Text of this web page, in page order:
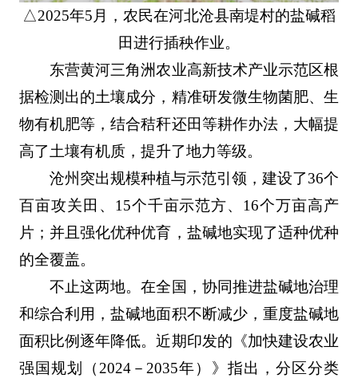
△2025年5月，农民在河北沧县南堤村的盐碱稻
田进行插秧作业。
东营黄河三角洲农业高新技术产业示范区根
据检测出的土壤成分，精准研发微生物菌肥、生
物有机肥等，结合秸秆还田等耕作办法，大幅提
高了土壤有机质，提升了地力等级。
沧州突出规模种植与示范引领，建设了36个
百亩攻关田、15个千亩示范方、16个万亩高产
片；并且强化优种优育，盐碱地实现了适种优种
的全覆盖。
不止这两地。在全国，协同推进盐碱地治理
和综合利用，盐碱地面积不断减少，重度盐碱地
面积比例逐年降低。近期印发的《加快建设农业
强国规划（2024－2035年）》指出，分区分类